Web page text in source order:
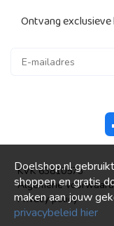
Ontvang
KVK 63810573
Algemene
Privacy policy
Doelshop.nl
shoppen en gratis
maken aan jouw
privacybeleid hier